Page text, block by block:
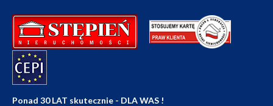
Ponad 30 LAT skutecznie - DLA WAS !